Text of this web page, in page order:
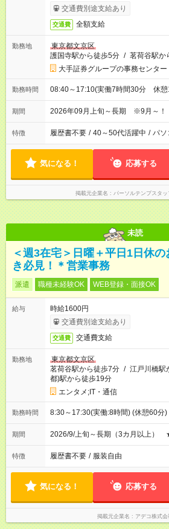
交通費別途支給あり
交通費 全額支給
勤務地
東京都文京区
護国寺駅から徒歩5分 / 茗荷谷駅か
大手証券グループの事務センター
勤務時間 08:40～17:10(実働7時間30分 休憩
期間 2026年09月上旬～長期 ※9月～！
特徴 履歴書不要 / 40～50代活躍中 / パソ
気になる！ 応募する
掲載元企業名 パーソルテンプスタッ
未読
＜週3在宅＞日曜＋平日1日休
き必見！＊営業事務
派遣 職種未経験OK WEB登録・面接OK
給与
時給1600円
交通費別途支給あり
交通費 交通費支給
勤務地
東京都文京区
茗荷谷駅から徒歩7分 / 江戸川橋駅
都)駅から徒歩19分
エンタメ;IT・通信
勤務時間 8:30～17:30(実働:8時間) (休憩60分)
期間 2026/9/上旬～長期（3カ月以上）
特徴 履歴書不要 / 服装自由
気になる！ 応募する
掲載元企業名 アデコ株式会